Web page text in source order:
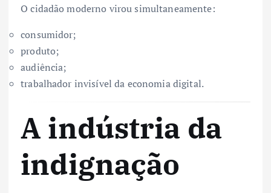
O cidadão moderno virou simultaneamente:
consumidor;
produto;
audiência;
trabalhador invisível da economia digital.
A indústria da
indignação